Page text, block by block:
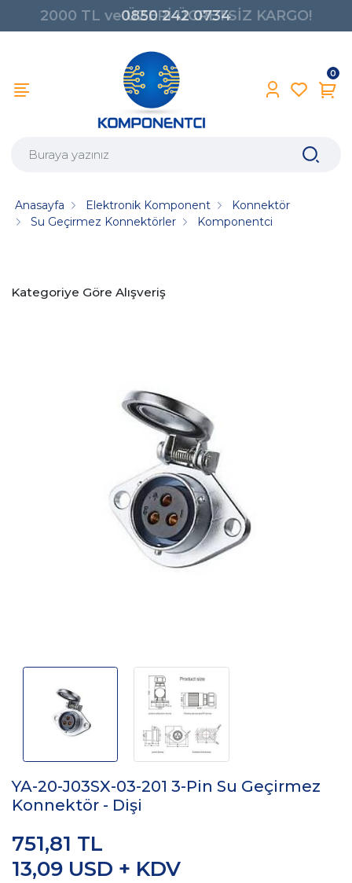
0850 242 0734
0
Anasayfa Elektronik Komponent
Konnektör
Su Geçirmez Konnektörler
Komponentci
Kategoriye Göre Alışveriş
YA-20-J03SX-03-201 3-Pin Su Geçirmez
Konnektör - Dişi
13,09 USD + KDV
751,81 TL